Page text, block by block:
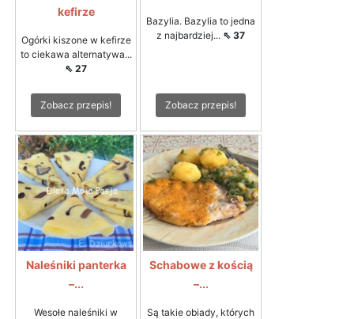
kefirze
Ogórki kiszone w kefirze
to ciekawa alternatywa...
⇖ 27
Zobacz przepis!
Bazylia. Bazylia to jedna
z najbardziej... ⇖ 37
Zobacz przepis!
Naleśniki panterka
–...
Wesołe naleśniki w
Schabowe z kością
–...
Są takie obiady, których